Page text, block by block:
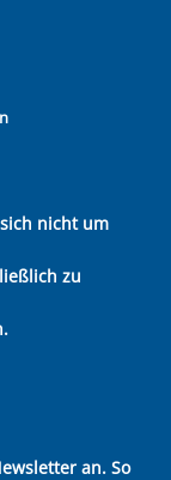
nicht um
zu
an. So